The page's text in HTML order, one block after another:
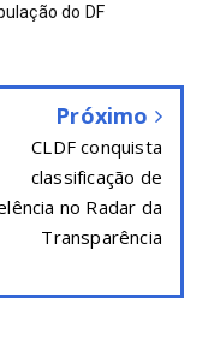
do DF
Próximo
CLDF conquista
classificação de
no Radar da
Transparência